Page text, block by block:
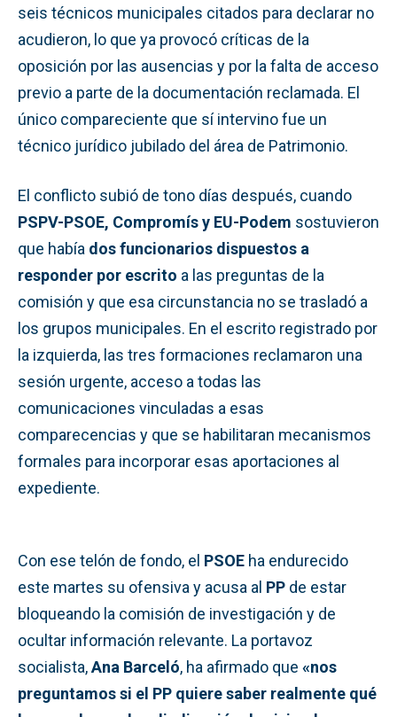
seis técnicos municipales citados para declarar no
acudieron, lo que ya provocó críticas de la
oposición por las ausencias y por la falta de acceso
previo a parte de la documentación reclamada. El
único compareciente que sí intervino fue un
técnico jurídico jubilado del área de Patrimonio.
El conflicto subió de tono días después, cuando
PSPV-PSOE, Compromís y EU-Podem sostuvieron
que había dos funcionarios dispuestos a
responder por escrito a las preguntas de la
comisión y que esa circunstancia no se trasladó a
los grupos municipales. En el escrito registrado por
la izquierda, las tres formaciones reclamaron una
sesión urgente, acceso a todas las
comunicaciones vinculadas a esas
comparecencias y que se habilitaran mecanismos
formales para incorporar esas aportaciones al
expediente.
Con ese telón de fondo, el PSOE ha endurecido
este martes su ofensiva y acusa al PP de estar
bloqueando la comisión de investigación y de
ocultar información relevante. La portavoz
socialista,Ana Barceló, ha afirmado que «nos
preguntamos si el PP quiere saber realmente qué